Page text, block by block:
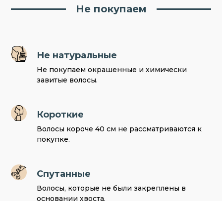
Не покупаем
Не натуральные
Не покупаем окрашенные и химически
завитые волосы.
Короткие
Волосы короче 40 см не рассматриваются к
покупке.
Спутанные
Волосы, которые не были закреплены в
основании хвоста.